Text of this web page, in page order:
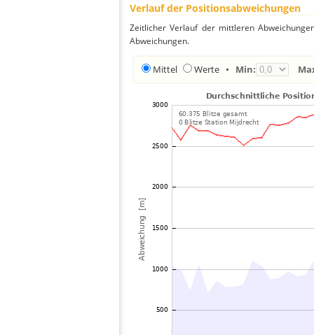
Verlauf der Positionsabweichungen
Zeitlicher Verlauf der mittleren
Abweichungen.
Mittel Werte • Min: